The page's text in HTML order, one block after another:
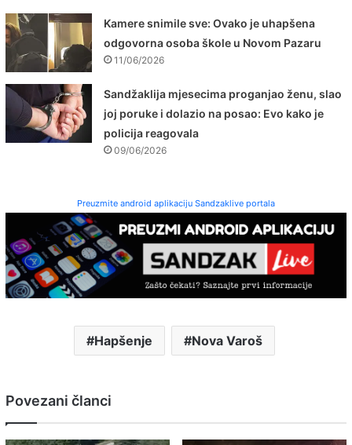
Kamere snimile sve: Ovako je uhapšena
odgovorna osoba škole u Novom Pazaru
11/06/2026
Sandžaklija mjesecima proganjao ženu, slao
joj poruke i dolazio na posao: Evo kako je
policija reagovala
09/06/2026
Preuzmite android aplikaciju Sandzaklive portala
Hapšenje Nova Varoš
Povezani članci